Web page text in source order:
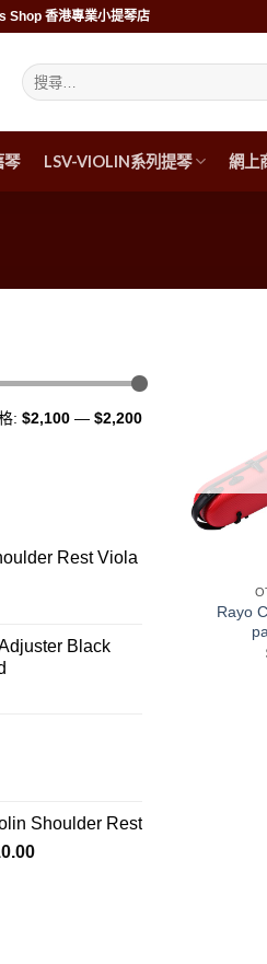
香港專業小提琴店
搜
尋
鍵
琴 LSV-VIOLIN系列提琴 網上
: $2,100 — $2,200
Rest Viola
Black
Shoulder Rest
Rayo